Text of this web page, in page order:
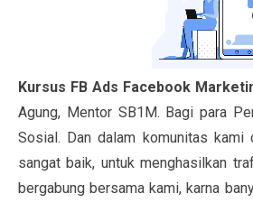
Kursus FB Ads Facebook
Agung, Mentor SB1M. Bagi para
Sosial. Dan dalam komunitas
sangat baik, untuk menghasilkan
bergabung bersama kami, karna